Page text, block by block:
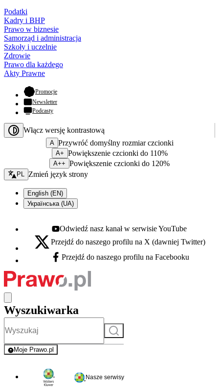
Podatki
Kadry i BHP
Prawo w biznesie
Samorząd i administracja
Szkoły i uczelnie
Zdrowie
Prawo dla każdego
Akty Prawne
Promocje- otwiera się w nowej karcie
Newsletter
Podcasty
Włącz wersję kontrastową
A Przywróć domyślny rozmiar czcionki
A+ Powiększenie czcionki do 110%
A++ Powiększenie czcionki do 120%
Zmień język - bieżący:
PL Zmień język strony
English (EN)
Українська (UA)
Youtube - otwiera się w nowej karcie
Odwiedź nasz kanał w serwisie YouTube
X - otwiera się w nowej karcie
Przejdź do naszego profilu na X (dawniej Twitter)
Facebook - otwiera się w nowej karcie
Przejdź do naszego profilu na Facebooku
Wyszukiwarka
Szukaj
Moje Prawo.pl
- rejestracja i logowanie do serwisu
Nasze serwisy